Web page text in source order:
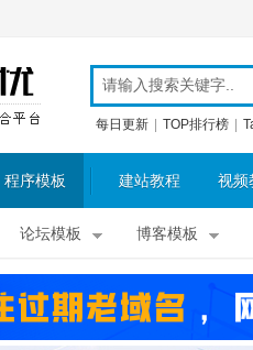
每日更新 TOP排行榜
程序模板 建站教程 视频
论坛模板 博客模板